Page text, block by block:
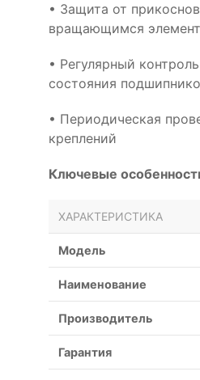
• Защита от
вращающимся
• Регулярный
состояния
• Периодическая
креплений
Ключевые
ХАРАКТЕРИСТИКА
Модель
Наименование
Производитель
Гарантия